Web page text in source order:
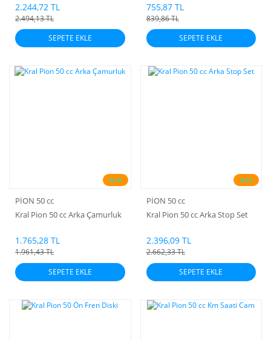
2.244,72 TL
2.494,13 TL
SEPETE EKLE
755,87 TL
839,86 TL
SEPETE EKLE
%10
PİON 50 cc
Kral Pion 50 cc Arka Çamurluk
1.765,28 TL
1.961,43 TL
SEPETE EKLE
%10
PİON 50 cc
Kral Pion 50 cc Arka Stop Set
2.396,09 TL
2.662,33 TL
SEPETE EKLE